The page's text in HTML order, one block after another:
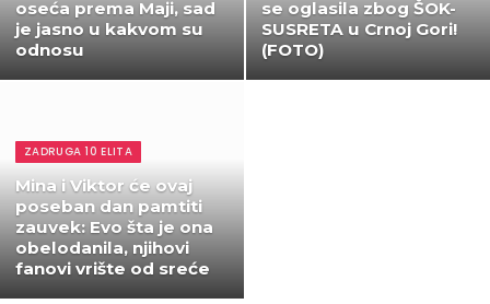
oseća prema Maji, sad
je jasno u kakvom su
odnosu
se oglasila zbog ŠOK-
SUSRETA u Crnoj Gori!
(FOTO)
ZADRUGA 10 ELITA
Mina i Viktor će ovaj
poseban dan pamtiti
zauvek: Evo šta je ona
obelodanila, njihovi
fanovi vrište od sreće